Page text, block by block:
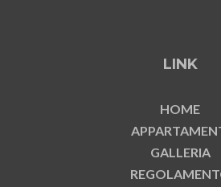
LINK
HOME
GALLERIA